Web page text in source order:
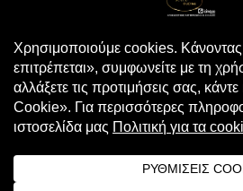
© 2025 FEDE CUCINE
. All Rights
Reserved
ALPHA DESIGNERS
Compare (0)